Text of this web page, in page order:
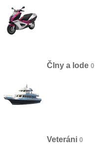
Člny a lode
Veteráni